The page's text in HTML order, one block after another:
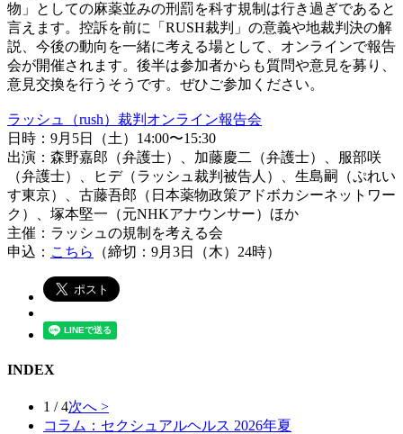
物」としての麻薬並みの刑罰を科す規制は行き過ぎであると
言えます。控訴を前に「RUSH裁判」の意義や地裁判決の解
説、今後の動向を一緒に考える場として、オンラインで報告
会が開催されます。後半は参加者からも質問や意見を募り、
意見交換を行うそうです。ぜひご参加ください。
ラッシュ（rush）裁判オンライン報告会
日時：9月5日（土）14:00〜15:30
出演：森野嘉郎（弁護士）、加藤慶二（弁護士）、服部咲
（弁護士）、ヒデ（ラッシュ裁判被告人）、生島嗣（ぷれい
す東京）、古藤吾郎（日本薬物政策アドボカシーネットワー
ク）、塚本堅一（元NHKアナウンサー）ほか
主催：ラッシュの規制を考える会
申込： こちら （締切：9月3日（木）24時）
INDEX
1 / 4次へ >
コラム：セクシュアルヘルス 2026年夏